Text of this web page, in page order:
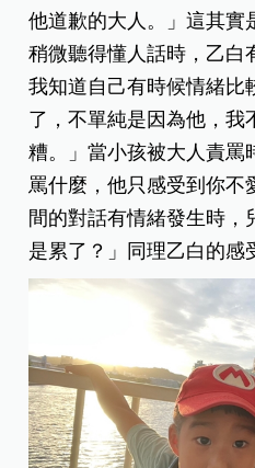
他道歉的大人。」這其實
稍微聽得懂人話時，乙白
我知道自己有時候情緒比
了，不單純是因為他，我
糟。」當小孩被大人責罵
罵什麼，他只感受到你不
間的對話有情緒發生時，
是累了？」同理乙白的感